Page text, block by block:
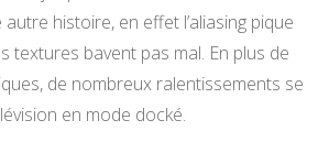
autre histoire, en effet l’aliasing pique
textures bavent pas mal. En plus de
de nombreux ralentissements se
en mode docké.